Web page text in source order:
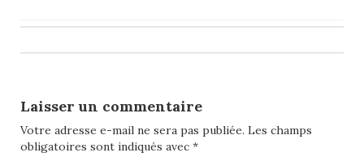
navigation
Laisser un commentaire
Votre adresse e-mail ne sera pas publiée. Les champs
obligatoires sont indiqués avec *